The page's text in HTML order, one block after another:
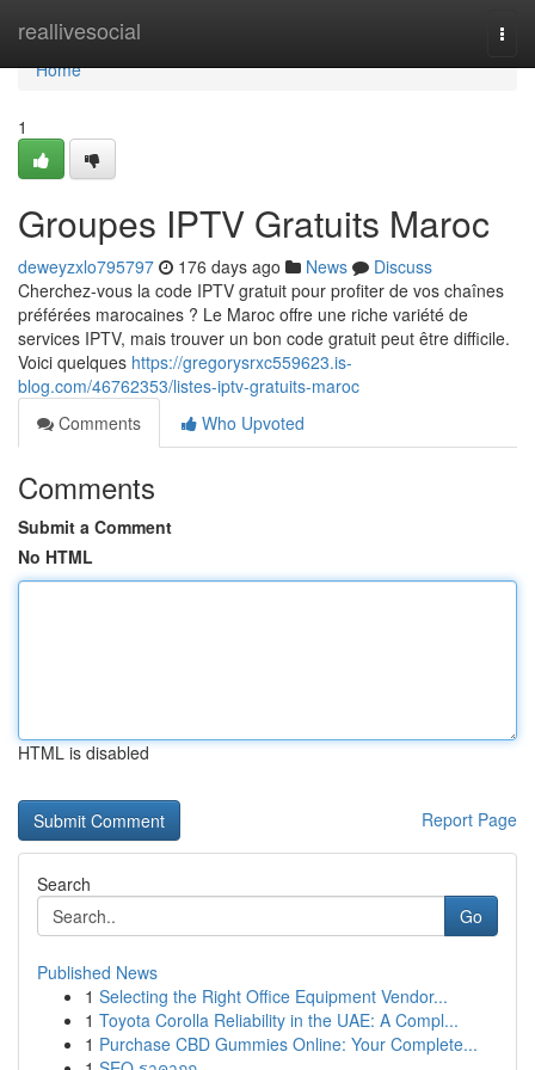
reallivesocial
Home
Home
1
Groupes IPTV Gratuits Maroc
deweyzxlo795797 176 days ago News
Discuss
Cherchez-vous la code IPTV gratuit pour profiter de vos chaînes
préférées marocaines ? Le Maroc offre une riche variété de
services IPTV, mais trouver un bon code gratuit peut être difficile.
Voici quelques https://gregorysrxc559623.is-
blog.com/46762353/listes-iptv-gratuits-maroc
Comments
Who Upvoted
Comments
Submit a Comment
No HTML
HTML is disabled
Report Page
Search
Go
Published News
1 Selecting the Right Office Equipment Vendor...
1 Toyota Corolla Reliability in the UAE: A Compl...
1 Purchase CBD Gummies Online: Your Complete...